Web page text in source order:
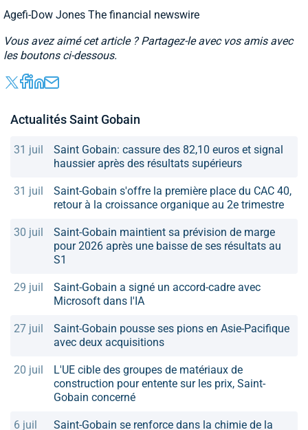
Agefi-Dow Jones The financial newswire
Vous avez aimé cet article ? Partagez-le avec vos amis avec
les boutons ci-dessous.
Actualités Saint Gobain
31 juil
Saint Gobain: cassure des 82,10 euros et signal
haussier après des résultats supérieurs
31 juil
Saint-Gobain s'offre la première place du CAC 40,
retour à la croissance organique au 2e trimestre
30 juil
Saint-Gobain maintient sa prévision de marge
pour 2026 après une baisse de ses résultats au
S1
29 juil
Saint-Gobain a signé un accord-cadre avec
Microsoft dans l'IA
27 juil
Saint-Gobain pousse ses pions en Asie-Pacifique
avec deux acquisitions
20 juil
L'UE cible des groupes de matériaux de
construction pour entente sur les prix, Saint-
Gobain concerné
6 juil
Saint-Gobain se renforce dans la chimie de la